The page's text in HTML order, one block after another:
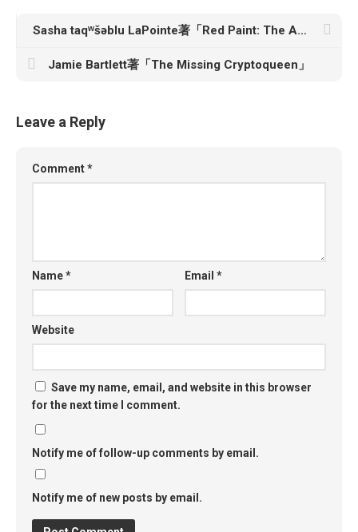
Sasha taqʷšəblu LaPointe著「Red Paint: The Ancestral Autobiography of a Coast Salish Punk」
Jamie Bartlett著「The Missing Cryptoqueen」
Leave a Reply
Comment*
Name* Email*
Website
Save my name, email, and website in this browser
for the next time I comment.
Notify me of follow-up comments by email.
Notify me of new posts by email.